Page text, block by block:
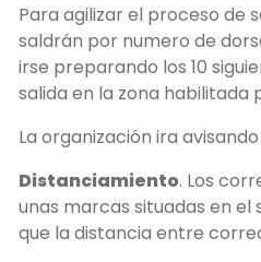
Para agilizar el proceso de
saldrán por numero de
irse preparando los 10
salida en la zona habilitada
La organización ira
Distanciamiento. Los
unas marcas situadas en
que la distancia entre